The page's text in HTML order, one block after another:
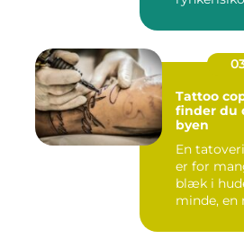
Tattoo
finder du
byen
En
er for
blæk i
minde, en